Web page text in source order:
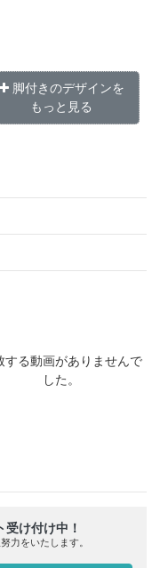
脚付きのデザインを
もっと見る
する動画がありませんで
した。
け付け中！
力をいたします。